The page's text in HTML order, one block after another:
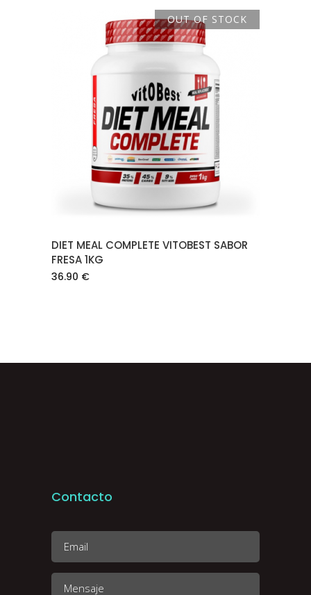
OUT OF STOCK
LEER MÁS
DIET MEAL COMPLETE VITOBEST SABOR
FRESA 1KG
36.90 €
Contacto